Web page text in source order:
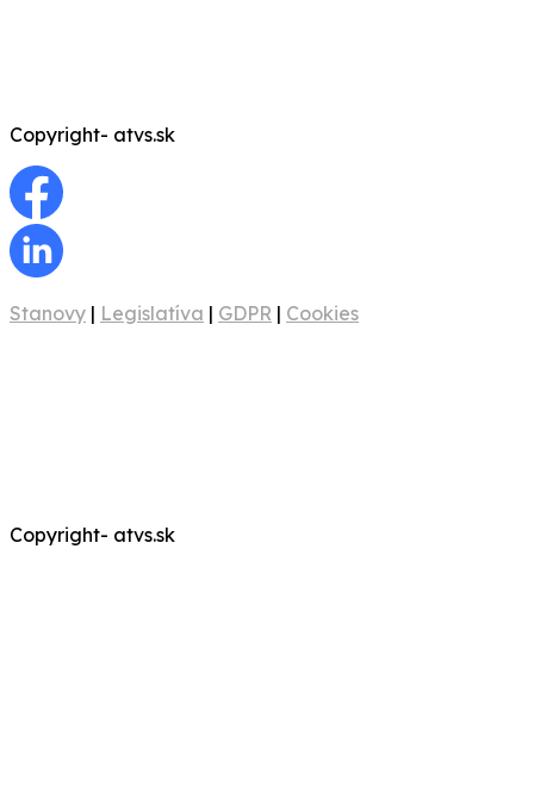
Copyright- atvs.sk
Stanovy | Legislatíva | GDPR | Cookies
Copyright- atvs.sk